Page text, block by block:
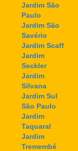
Jardim São
Paulo
Jardim São
Savério
Jardim Scaff
Jardim
Seckler
Jardim
Silvana
Jardim Sul
São Paulo
Jardim
Taquaral
Jardim
Tremembé